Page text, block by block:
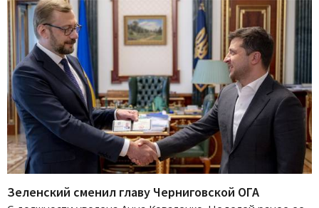
Зеленский сменил главу Черниговской ОГА